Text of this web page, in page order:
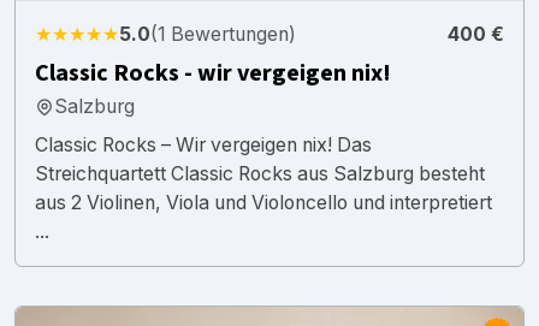
★★★★★5.0(1 Bewertungen) 400 €
Classic Rocks - wir vergeigen nix!
Salzburg
Classic Rocks – Wir vergeigen nix! Das
Streichquartett Classic Rocks aus Salzburg besteht
aus 2 Violinen, Viola und Violoncello und interpretiert
...